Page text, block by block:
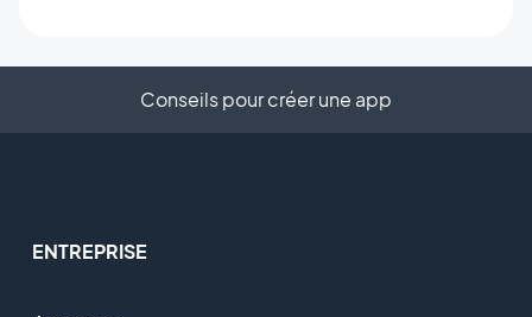
Conseils pour créer une app
ENTREPRISE